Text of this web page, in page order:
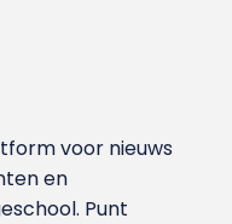
voor nieuws
en
Punt